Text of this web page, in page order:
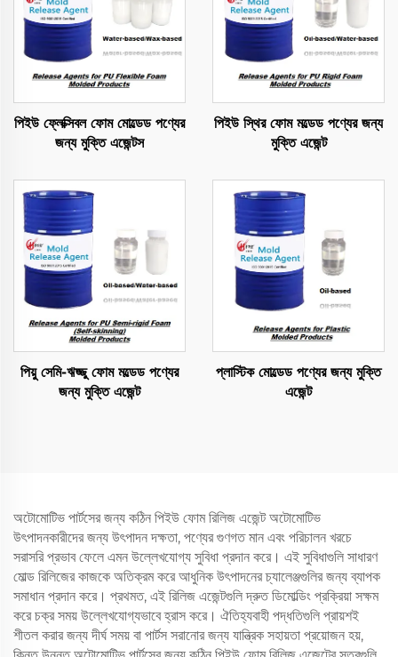
পিইউ ফ্লেক্সিবল ফোম মোল্ডেড পণ্যের
জন্য মুক্তি এজেন্টস
পিইউ স্থির ফোম মল্ডেড পণ্যের জন্য
মুক্তি এজেন্ট
পিয়ু সেমি-ঋজ্জু ফোম মল্ডেড পণ্যের
জন্য মুক্তি এজেন্ট
প্লাস্টিক মোল্ডেড পণ্যের জন্য মুক্তি
এজেন্ট
অটোমোটিভ পার্টসের জন্য কঠিন পিইউ ফোম রিলিজ এজেন্ট অটোমোটিভ
উৎপাদনকারীদের জন্য উৎপাদন দক্ষতা, পণ্যের গুণগত মান এবং পরিচালন খরচে
সরাসরি প্রভাব ফেলে এমন উল্লেখযোগ্য সুবিধা প্রদান করে। এই সুবিধাগুলি সাধারণ
মোল্ড রিলিজের কাজকে অতিক্রম করে আধুনিক উৎপাদনের চ্যালেঞ্জগুলির জন্য ব্যাপক
সমাধান প্রদান করে। প্রথমত, এই রিলিজ এজেন্টগুলি দ্রুত ডিমোল্ডিং প্রক্রিয়া সক্ষম
করে চক্র সময় উল্লেখযোগ্যভাবে হ্রাস করে। ঐতিহ্যবাহী পদ্ধতিগুলি প্রায়শই
শীতল করার জন্য দীর্ঘ সময় বা পার্টস সরানোর জন্য যান্ত্রিক সহায়তা প্রয়োজন হয়,